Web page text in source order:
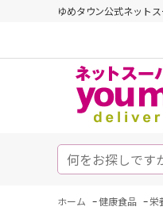
ゆめタウン公式ネット
ホーム -健康食品 - 栄